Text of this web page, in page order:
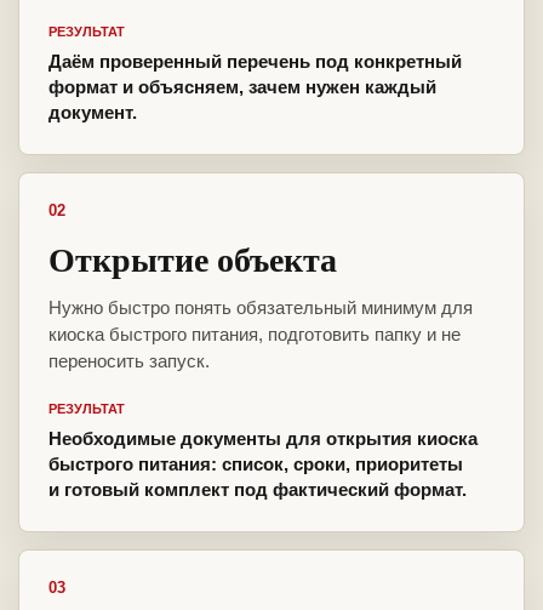
РЕЗУЛЬТАТ
Даём проверенный перечень под конкретный
формат и объясняем, зачем нужен каждый
документ.
02
Открытие объекта
Нужно быстро понять обязательный минимум для
киоска быстрого питания, подготовить папку и не
переносить запуск.
РЕЗУЛЬТАТ
Необходимые документы для открытия киоска
быстрого питания: список, сроки, приоритеты
и готовый комплект под фактический формат.
03